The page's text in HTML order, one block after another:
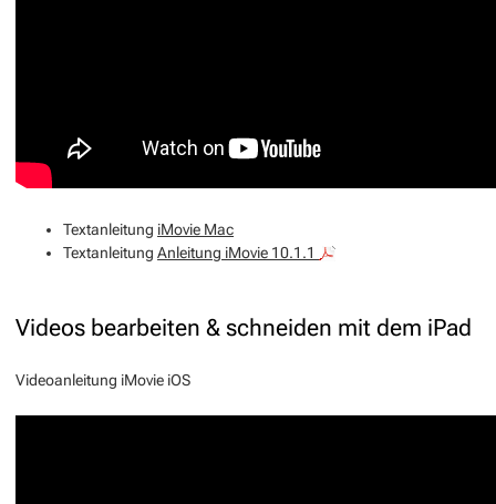
Textanleitung iMovie Mac
TextanleitungAnleitung iMovie 10.1.1
Videos bearbeiten & schneiden mit dem iPad
Videoanleitung iMovie iOS